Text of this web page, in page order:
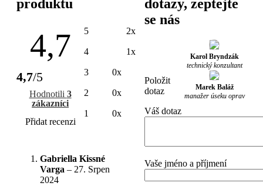
produktu
4,7
4,7/5
Hodnotili 3
zákazníci
Přidat recenzi
5 2x
4 1x
3 0x
2 0x
1 0x
Gabriella Kissné
Varga – 27. Srpen
2024
dotazy, zeptejte
se nás
Karol Bryndzák
technický konzultant
Marek Baláž
manažer úseku oprav
Položit
dotaz
Váš dotaz
Vaše jméno a příjmení